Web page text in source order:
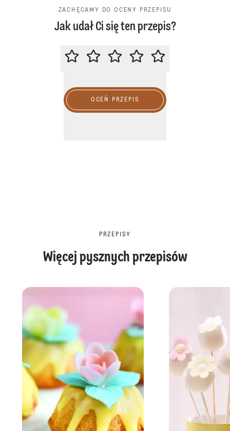
ZACHĘCAMY DO OCENY PRZEPISU
Jak udał Ci się ten przepis?
ZACHĘCAMY DO OCENY
OCEŃ PRZEPIS
PRZEPISY
Więcej pysznych przepisów